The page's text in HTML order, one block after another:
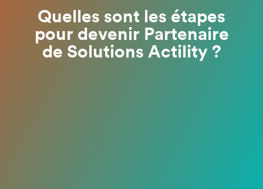
Quelles sont les étapes
pour devenir Partenaire
de Solutions Actility ?